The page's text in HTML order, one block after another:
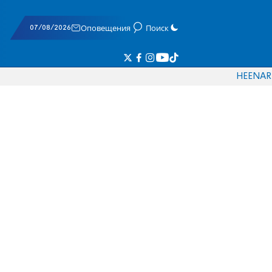
07/08/2026 Оповещения Поиск
HEENAR